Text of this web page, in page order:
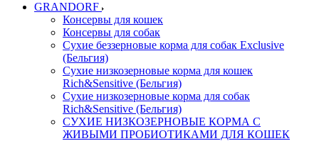
GRANDORF
Консервы для кошек
Консервы для собак
Сухие беззерновые корма для собак Exclusive
(Бельгия)
Сухие низкозерновые корма для кошек
Rich&Sensitive (Бельгия)
Сухие низкозерновые корма для собак
Rich&Sensitive (Бельгия)
СУХИЕ НИЗКОЗЕРНОВЫЕ КОРМА С
ЖИВЫМИ ПРОБИОТИКАМИ ДЛЯ КОШЕК